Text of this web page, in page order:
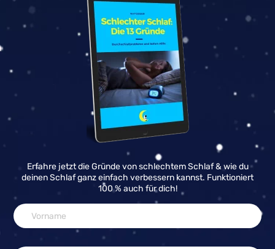
Erfahre jetzt die Gründe von schlechtem Schlaf & wie du
deinen Schlaf ganz einfach verbessern kannst. Funktioniert
100 % auch für dich!